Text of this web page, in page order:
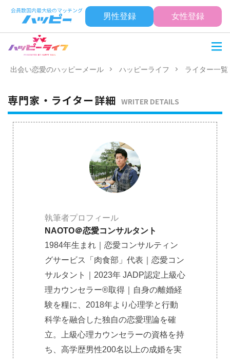
男性登録 女性登録
出会い恋愛のハッピーメール ハッピーライフ ライター一覧
専門家・ライター詳細 WRITER DETAILS
執筆者プロフィール
NAOTO＠恋愛コンサルタント
1984年生まれ｜恋愛コンサルティン
グサービス「肉食部」代表｜恋愛コン
サルタント｜2023年 JADP認定上級心
理カウンセラー®取得｜自身の離婚経
験を糧に、2018年より心理学と行動
科学を融合した独自の恋愛理論を確
立。上級心理カウンセラーの資格を持
ち、高学歴男性200名以上の成婚を実